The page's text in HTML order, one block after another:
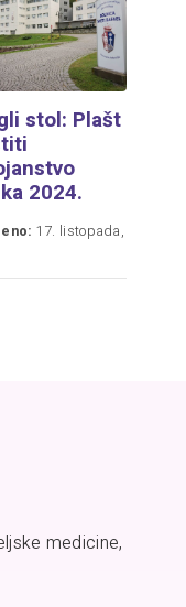
stol: Plašt
2024.
17. listopada,
medicine,